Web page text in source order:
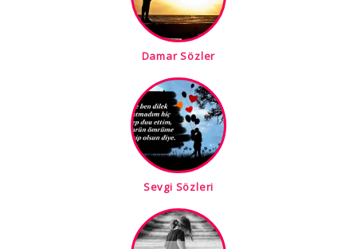
Damar Sözler
Sevgi Sözleri